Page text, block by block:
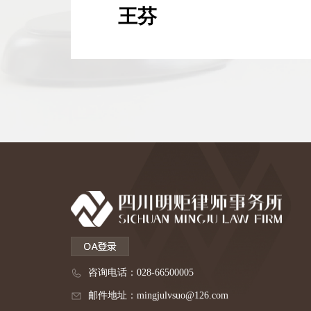
王芬
咨询电话：028-66500005
邮件地址：mingjulvsuo@126.com